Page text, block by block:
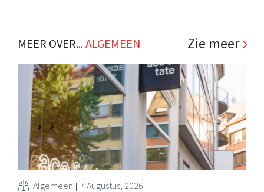
MEER OVER...ALGEMEEN Zie meer
Algemeen 7 Augustus, 2026